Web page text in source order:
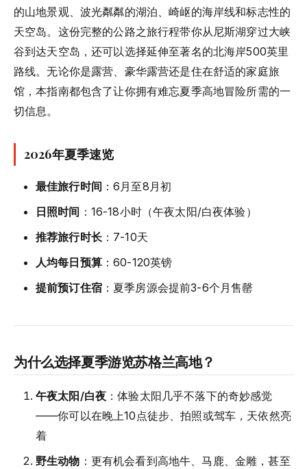
的山地景观、波光粼粼的湖泊、崎岖的海岸线和标志性的
天空岛。这份完整的公路之旅行程带你从尼斯湖穿过大峡
谷到达天空岛，还可以选择延伸至著名的北海岸500英里
路线。无论你是露营、豪华露营还是住在舒适的家庭旅
馆，本指南都包含了让你拥有难忘夏季高地冒险所需的一
切信息。
2026年夏季速览
最佳旅行时间 ：6月至8月初
日照时间 ：16-18小时（午夜太阳/白夜体验）
推荐旅行时长：7-10天
人均每日预算：60-120英镑
提前预订住宿：夏季房源会提前3-6个月售罄
为什么选择夏季游览苏格兰高地？
午夜太阳/白夜 ：体验太阳几乎不落下的奇妙感觉
——你可以在晚上10点徒步、拍照或驾车，天依然亮
着
野生动物 ：更有机会看到高地牛、马鹿、金雕，甚至